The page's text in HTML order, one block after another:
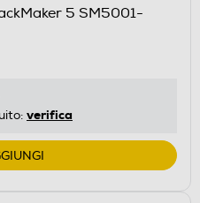
5 SM5001-
verifica